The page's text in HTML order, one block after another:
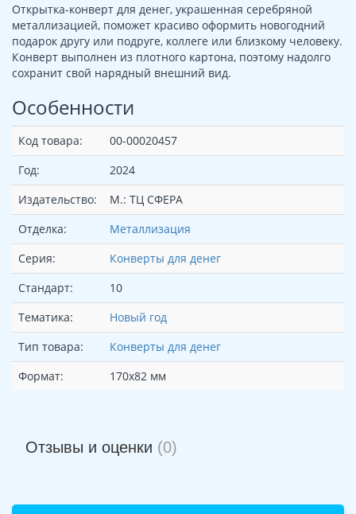
Открытка-конверт для денег, украшенная серебряной
металлизацией, поможет красиво оформить новогодний
подарок другу или подруге, коллеге или близкому человеку.
Конверт выполнен из плотного картона, поэтому надолго
сохранит свой нарядный внешний вид.
Особенности
Код товара:
00-00020457
Год:
2024
Издательство:
М.: ТЦ СФЕРА
Отделка:
Металлизация
Серия:
Конверты для денег
Стандарт:
10
Тематика:
Новый год
Тип товара:
Конверты для денег
Формат:
170х82 мм
Отзывы и оценки (0)